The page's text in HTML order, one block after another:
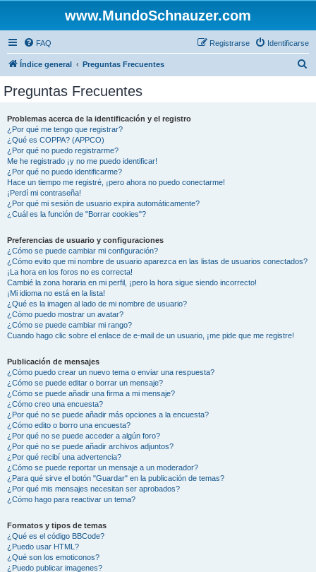
www.MundoSchnauzer.com
FAQ Identificarse
Registrarse
Índice general Preguntas Frecuentes
Preguntas Frecuentes
Problemas acerca de la identificación y el registro
¿Por qué me tengo que registrar?
¿Qué es COPPA? (APPCO)
¿Por qué no puedo registrarme?
Me he registrado ¡y no me puedo identificar!
¿Por qué no puedo identificarme?
Hace un tiempo me registré, ¡pero ahora no puedo conectarme!
¡Perdí mi contraseña!
¿Por qué mi sesión de usuario expira automáticamente?
¿Cuál es la función de "Borrar cookies"?
Preferencias de usuario y configuraciones
¿Cómo se puede cambiar mi configuración?
¿Cómo evito que mi nombre de usuario aparezca en las listas de usuarios conectados?
¡La hora en los foros no es correcta!
Cambié la zona horaria en mi perfil, ¡pero la hora sigue siendo incorrecto!
¡Mi idioma no está en la lista!
¿Qué es la imagen al lado de mi nombre de usuario?
¿Cómo puedo mostrar un avatar?
¿Cómo se puede cambiar mi rango?
Cuando hago clic sobre el enlace de e-mail de un usuario, ¡me pide que me registre!
Publicación de mensajes
¿Cómo puedo crear un nuevo tema o enviar una respuesta?
¿Cómo se puede editar o borrar un mensaje?
¿Cómo se puede añadir una firma a mi mensaje?
¿Cómo creo una encuesta?
¿Por qué no se puede añadir más opciones a la encuesta?
¿Cómo edito o borro una encuesta?
¿Por qué no se puede acceder a algún foro?
¿Por qué no se puede añadir archivos adjuntos?
¿Por qué recibí una advertencia?
¿Cómo se puede reportar un mensaje a un moderador?
¿Para qué sirve el botón "Guardar" en la publicación de temas?
¿Por qué mis mensajes necesitan ser aprobados?
¿Cómo hago para reactivar un tema?
Formatos y tipos de temas
¿Qué es el código BBCode?
¿Puedo usar HTML?
¿Qué son los emoticonos?
¿Puedo publicar imagenes?